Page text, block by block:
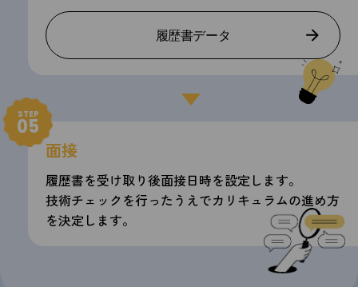
履歴書データ
STEP
05
面接
履歴書を受け取り後面接日時を設定します。
技術チェックを行ったうえでカリキュラムの進め方
を決定します。